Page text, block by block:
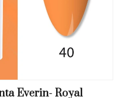
Everin- Royal